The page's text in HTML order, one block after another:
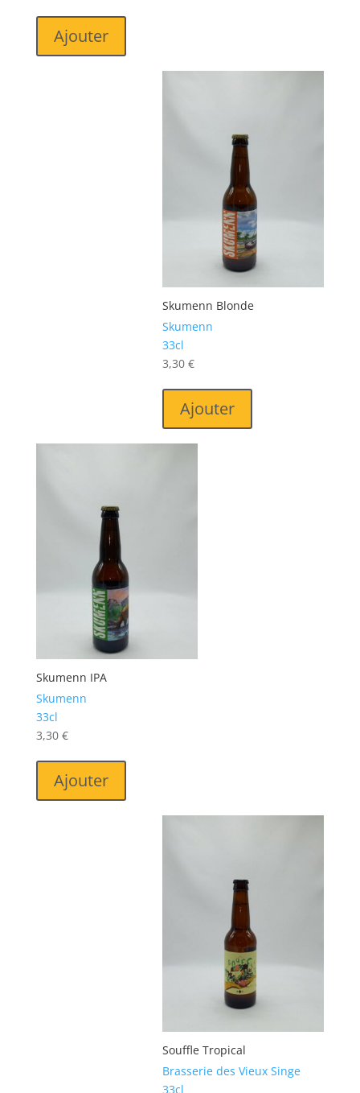
Ajouter
Skumenn Blonde
Skumenn
33cl
3,30 €
Ajouter
Skumenn IPA
Skumenn
33cl
3,30 €
Ajouter
Souffle Tropical
Brasserie des Vieux Singe
33cl